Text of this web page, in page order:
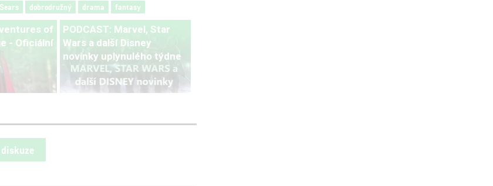
dobrodružný drama fantasy
of
- Oficiální
PODCAST: Marvel, Star
Wars a další Disney
novinky uplynulého týdne